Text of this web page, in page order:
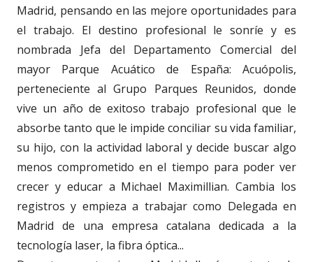
Madrid, pensando en las mejore oportunidades para
el trabajo. El destino profesional le sonríe y es
nombrada Jefa del Departamento Comercial del
mayor Parque Acuático de España: Acuópolis,
perteneciente al Grupo Parques Reunidos, donde
vive un año de exitoso trabajo profesional que le
absorbe tanto que le impide conciliar su vida familiar,
su hijo, con la actividad laboral y decide buscar algo
menos comprometido en el tiempo para poder ver
crecer y educar a Michael Maximillian. Cambia los
registros y empieza a trabajar como Delegada en
Madrid de una empresa catalana dedicada a la
tecnología laser, la fibra óptica...